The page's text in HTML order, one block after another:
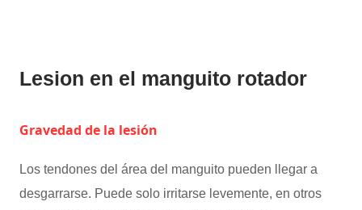
Lesion en el manguito rotador
Gravedad de la lesión
Los tendones del área del manguito pueden llegar a
desgarrarse. Puede solo irritarse levemente, en otros